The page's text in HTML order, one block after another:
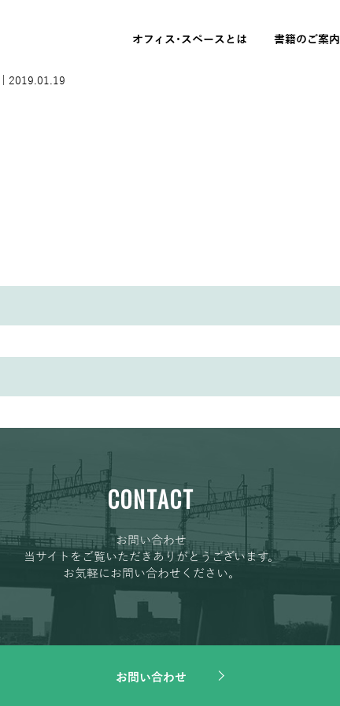
オフィス･スペースとは 書籍のご案内
2019.01.19
CONTACT
お問い合わせ
当サイトをご覧いただきありがとうございます。
お気軽にお問い合わせください。
お問い合わせ